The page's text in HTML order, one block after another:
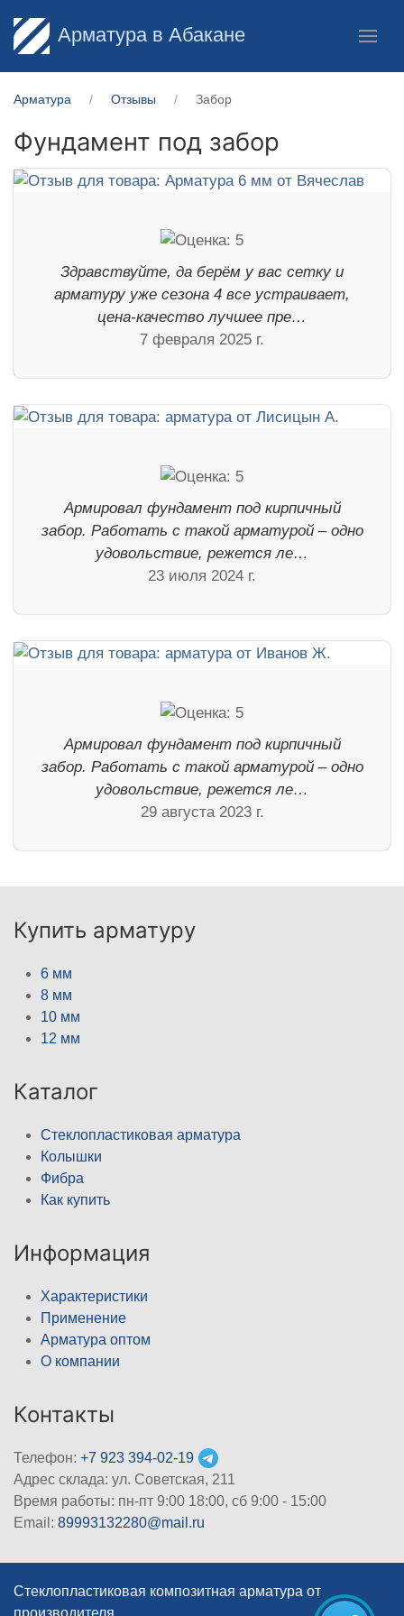
Арматура в Абакане
Арматура Отзывы Забор
Фундамент под забор
Здравствуйте, да берём у вас сетку и
арматуру уже сезона 4 все устраивает,
цена-качество лучшее пре…
7 февраля 2025 г.
Армировал фундамент под кирпичный
забор. Работать с такой арматурой – одно
удовольствие, режется ле…
23 июля 2024 г.
Армировал фундамент под кирпичный
забор. Работать с такой арматурой – одно
удовольствие, режется ле…
29 августа 2023 г.
Купить арматуру
6 мм
8 мм
10 мм
12 мм
Каталог
Стеклопластиковая арматура
Колышки
Фибра
Как купить
Информация
Характеристики
Применение
Арматура оптом
О компании
Контакты
Телефон: +7 923 394-02-19
Адрес склада: ул. Советская, 211
Время работы: пн-пт 9:00 18:00, сб 9:00 - 15:00
Email: 89993132280@mail.ru
Стеклопластиковая композитная арматура от
производителя